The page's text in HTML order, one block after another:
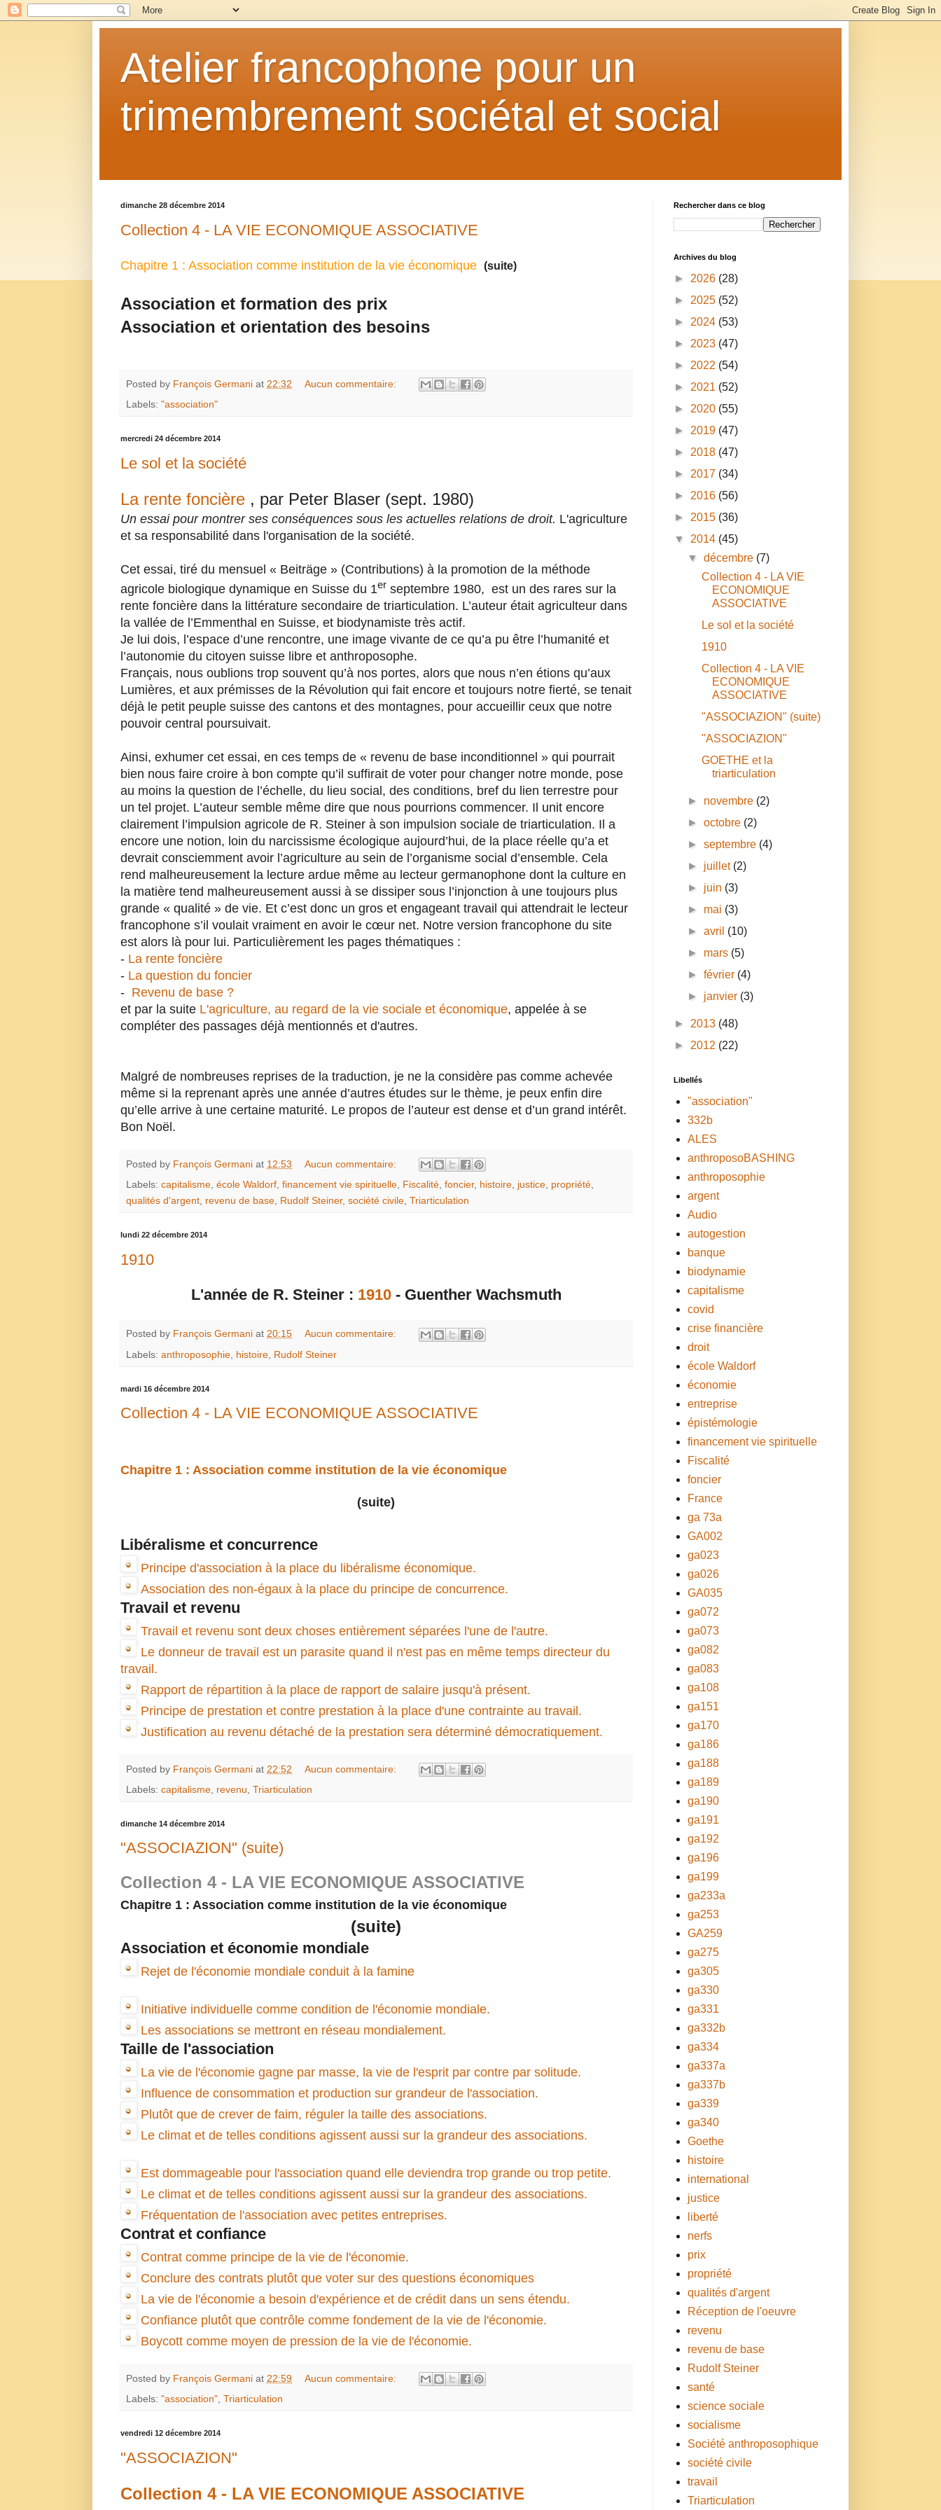
Atelier francophone pour un
trimembrement sociétal et social
dimanche 28 décembre 2014
Collection 4 - LA VIE ECONOMIQUE ASSOCIATIVE
Chapitre 1 : Association comme institution de la vie économique (suite)
Association et formation des prix
Association et orientation des besoins
Posted by François Germani at 22:32
Aucun commentaire:
Labels: "association"
mercredi 24 décembre 2014
Le sol et la société
La rente foncière , par Peter Blaser (sept. 1980)
Un essai pour montrer ses conséquences sous les actuelles relations de droit. L'agriculture
et sa responsabilité dans l'organisation de la société.
Cet essai, tiré du mensuel « Beiträge » (Contributions) à la promotion de la méthode
agricole biologique dynamique en Suisse du 1er septembre 1980, est un des rares sur la
rente foncière dans la littérature secondaire de triarticulation. L’auteur était agriculteur dans
la vallée de l’Emmenthal en Suisse, et biodynamiste très actif.
Je lui dois, l’espace d’une rencontre, une image vivante de ce qu’a pu être l’humanité et
l’autonomie du citoyen suisse libre et anthroposophe.
Français, nous oublions trop souvent qu’à nos portes, alors que nous n’en étions qu’aux
Lumières, et aux prémisses de la Révolution qui fait encore et toujours notre fierté, se tenait
déjà le petit peuple suisse des cantons et des montagnes, pour accueillir ceux que notre
pouvoir central poursuivait.
Ainsi, exhumer cet essai, en ces temps de « revenu de base inconditionnel » qui pourrait
bien nous faire croire à bon compte qu’il suffirait de voter pour changer notre monde, pose
au moins la question de l’échelle, du lieu social, des conditions, bref du lien terrestre pour
un tel projet. L’auteur semble même dire que nous pourrions commencer. Il unit encore
clairement l’impulsion agricole de R. Steiner à son impulsion sociale de triarticulation. Il a
encore une notion, loin du narcissisme écologique aujourd’hui, de la place réelle qu’a et
devrait consciemment avoir l’agriculture au sein de l’organisme social d’ensemble. Cela
rend malheureusement la lecture ardue même au lecteur germanophone dont la culture en
la matière tend malheureusement aussi à se dissiper sous l’injonction à une toujours plus
grande « qualité » de vie. Et c’est donc un gros et engageant travail qui attendrait le lecteur
francophone s’il voulait vraiment en avoir le cœur net. Notre version francophone du site
est alors là pour lui. Particulièrement les pages thématiques :
- La rente foncière
- La question du foncier
- Revenu de base ?
et par la suite L'agriculture, au regard de la vie sociale et économique, appelée à se
compléter des passages déjà mentionnés et d'autres.
Malgré de nombreuses reprises de la traduction, je ne la considère pas comme achevée
même si la reprenant après une année d’autres études sur le thème, je peux enfin dire
qu’elle arrive à une certaine maturité. Le propos de l’auteur est dense et d’un grand intérêt.
Bon Noël.
Posted by François Germani at 12:53
Aucun commentaire:
Labels: capitalisme, école Waldorf, financement vie spirituelle, Fiscalité, foncier, histoire, justice, propriété,
qualités d'argent, revenu de base, Rudolf Steiner, société civile, Triarticulation
lundi 22 décembre 2014
1910
L'année de R. Steiner : 1910- Guenther Wachsmuth
Posted by François Germani at 20:15
Aucun commentaire:
Labels: anthroposophie histoire Rudolf Steiner
mardi 16 décembre 2014
Collection 4 - LA VIE ECONOMIQUE ASSOCIATIVE
Chapitre 1 : Association comme institution de la vie économique
(suite)
Libéralisme et concurrence
Principe d'association à la place du libéralisme économique.
Association des non-égaux à la place du principe de concurrence.
Travail et revenu
Travail et revenu sont deux choses entièrement séparées l'une de l'autre.
Le donneur de travail est un parasite quand il n'est pas en même temps directeur du
travail.
Rapport de répartition à la place de rapport de salaire jusqu'à présent.
Principe de prestation et contre prestation à la place d'une contrainte au travail.
Justification au revenu détaché de la prestation sera déterminé démocratiquement.
Posted by François Germani at 22:52
Aucun commentaire:
Labels: capitalisme revenu Triarticulation
dimanche 14 décembre 2014
"ASSOCIAZION" (suite)
Collection 4 - LA VIE ECONOMIQUE ASSOCIATIVE
Chapitre 1 : Association comme institution de la vie économique
(suite)
Association et économie mondiale
Rejet de l'économie mondiale conduit à la famine
Initiative individuelle comme condition de l'économie mondiale.
Les associations se mettront en réseau mondialement.
Taille de l'association
La vie de l'économie gagne par masse, la vie de l'esprit par contre par solitude.
Influence de consommation et production sur grandeur de l'association.
Plutôt que de crever de faim, réguler la taille des associations.
Le climat et de telles conditions agissent aussi sur la grandeur des associations.
Est dommageable pour l'association quand elle deviendra trop grande ou trop petite.
Le climat et de telles conditions agissent aussi sur la grandeur des associations.
Fréquentation de l'association avec petites entreprises.
Contrat et confiance
Contrat comme principe de la vie de l'économie.
Conclure des contrats plutôt que voter sur des questions économiques
La vie de l'économie a besoin d'expérience et de crédit dans un sens étendu.
Confiance plutôt que contrôle comme fondement de la vie de l'économie.
Boycott comme moyen de pression de la vie de l'économie.
Posted by François Germani at 22:59
Aucun commentaire:
Labels: "association", Triarticulation
vendredi 12 décembre 2014
"ASSOCIAZION"
Collection 4 - LA VIE ECONOMIQUE ASSOCIATIVE
Rechercher dans ce blog
Archives du blog
► 2026 (28)
► 2025 (52)
► 2024 (53)
► 2023 (47)
► 2022 (54)
► 2021 (52)
► 2020 (55)
► 2019 (47)
► 2018 (47)
► 2017 (34)
► 2016 (56)
► 2015 (36)
▼ 2014 (45)
▼décembre (7)
Collection 4 - LA VIE
ECONOMIQUE
ASSOCIATIVE
Le sol et la société
1910
Collection 4 - LA VIE
ECONOMIQUE
ASSOCIATIVE
"ASSOCIAZION" (suite)
"ASSOCIAZION"
GOETHE et la
triarticulation
► novembre (2)
►octobre (2)
►septembre (4)
► juillet (2)
► juin (3)
► mai (3)
►avril (10)
► mars (5)
►février (4)
► janvier (3)
► 2013 (48)
► 2012 (22)
Libellés
"association"
332b
ALES
anthroposoBASHING
anthroposophie
argent
Audio
autogestion
banque
biodynamie
capitalisme
covid
crise financière
droit
école Waldorf
économie
entreprise
épistémologie
financement vie spirituelle
Fiscalité
foncier
France
ga 73a
GA002
ga023
ga026
GA035
ga072
ga073
ga082
ga083
ga108
ga151
ga170
ga186
ga188
ga189
ga190
ga191
ga192
ga196
ga199
ga233a
ga253
GA259
ga275
ga305
ga330
ga331
ga332b
ga334
ga337a
ga337b
ga339
ga340
Goethe
histoire
international
justice
liberté
nerfs
prix
propriété
qualités d'argent
Réception de l'oeuvre
revenu
revenu de base
Rudolf Steiner
santé
science sociale
socialisme
Société anthroposophique
société civile
travail
Triarticulation